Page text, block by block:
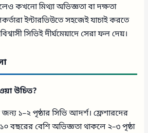
কখনো মিথ্যা অভিজ্ঞতা বা দক্ষতা
ইন্টারভিউতে সহজেই যাচাই করতে
সিভিই দীর্ঘমেয়াদে সেরা ফল দেয়।
উচিত?
১–২ পৃষ্ঠার সিভি আদর্শ। ফ্রেশারদের
১০ বছরের বেশি অভিজ্ঞতা থাকলে ২–৩ পৃষ্ঠা